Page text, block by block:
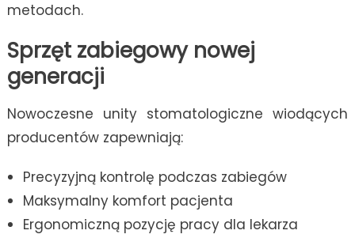
metodach.
Sprzęt zabiegowy nowej
generacji
Nowoczesne unity stomatologiczne wiodących
producentów zapewniają:
Precyzyjną kontrolę podczas zabiegów
Maksymalny komfort pacjenta
Ergonomiczną pozycję pracy dla lekarza